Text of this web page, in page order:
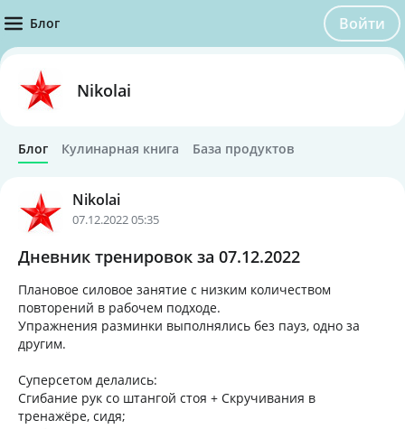
Блог Войти
Nikolai
Блог Кулинарная книга База продуктов
Nikolai
07.12.2022 05:35
Дневник тренировок за 07.12.2022
Плановое силовое занятие с низким количеством
повторений в рабочем подходе.
Упражнения разминки выполнялись без пауз, одно за
другим.
Суперсетом делались:
Сгибание рук со штангой стоя + Скручивания в
тренажёре, сидя;